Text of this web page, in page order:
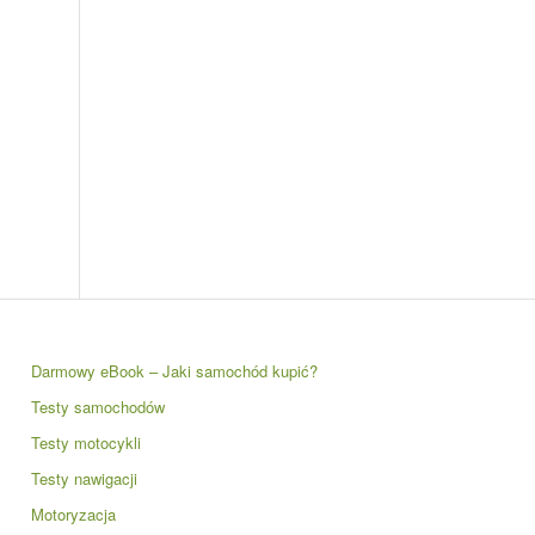
Darmowy eBook – Jaki samochód kupić?
Testy samochodów
Testy motocykli
Testy nawigacji
Motoryzacja